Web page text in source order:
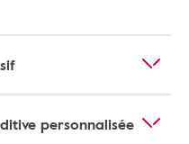
personnalisée